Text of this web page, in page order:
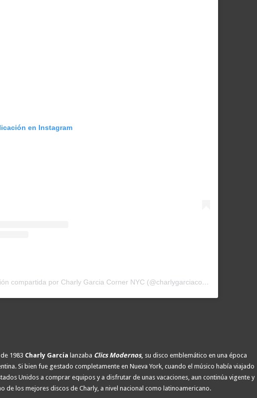
en Instagram
Una publicación compartida por Charly Garcia Corner NYC (@charlygarciacorner)
1983 Charly García lanzaba Clics Modernos, su disco emblemático en una época
Si bien fue gestado completamente en Nueva York, cuando el músico había viajado
Unidos a comprar equipos y a disfrutar de unas vacaciones, aun continúa vigente y
de los mejores discos de Charly, a nivel nacional como latinoamericano.